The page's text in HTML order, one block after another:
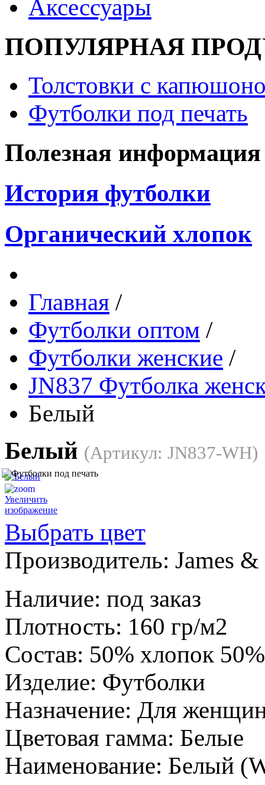
Аксессуары
ПОПУЛЯРНАЯ
Толстовки с
Футболки под печать
Полезная информация
История футболки
Органический хлопок
Главная /
Футболки оптом /
Футболки женские /
JN837 Футболка
Белый
Белый (Артикул: JN837-WH)
Увеличить
изображение
Выбрать цвет
Производитель: James
Наличие: под заказ
Плотность: 160 гр/м2
Состав: 50% хлопок
Изделие: Футболки
Назначение: Для
Цветовая гамма: Белые
Наименование: Белый